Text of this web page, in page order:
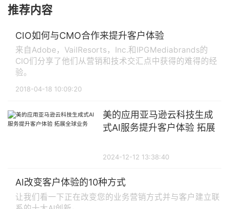
推荐内容
CIO如何与CMO合作来提升客户体验
来自Adobe，VailResorts，Inc.和IPGMediabrands的
CIO们分享了他们从营销和技术交汇点中获得的难得的经
验。
2018-04-18 10:09:20
美的应用亚马逊云科技生成
式AI服务提升客户体验 拓展
2024-12-12 13:38:40
AI改变客户体验的10种方式
让我们看一下正在改变您的业务营销方式并与客户建立联